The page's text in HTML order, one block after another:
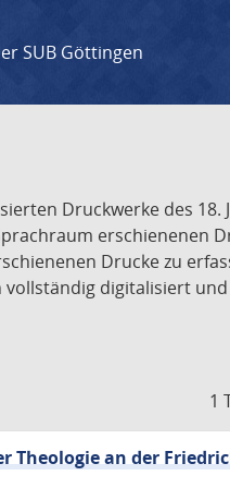
SUB Göttingen
Druckwerke des
erschienenen
Drucke zu
digitalisiert
1
Theologie an der